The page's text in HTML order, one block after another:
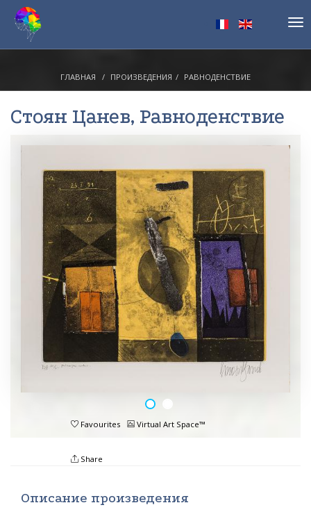
ГЛАВНАЯ ПРОИЗВЕДЕНИЯ РАВНОДЕНСТВИЕ
Стоян Цанев, Равноденствие
Favourites Virtual Art Space™
Share
Описание произведения